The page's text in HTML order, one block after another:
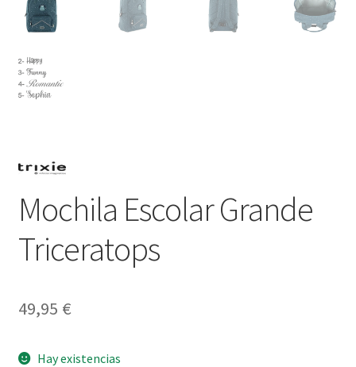
Mochila Escolar Grande
Triceratops
49,95 €
Hay existencias